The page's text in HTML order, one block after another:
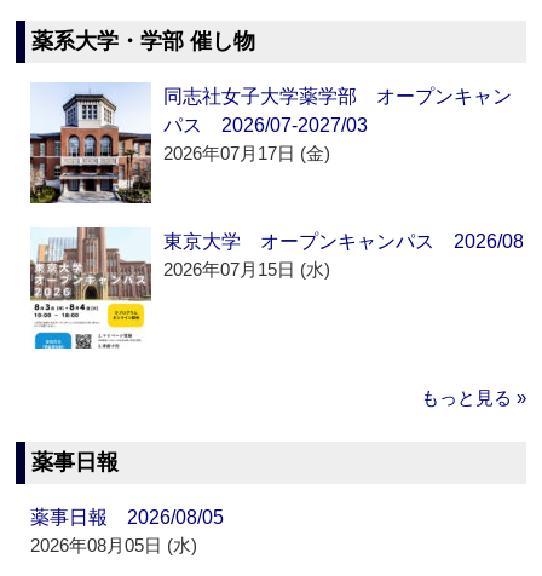
薬系大学・学部 催し物
同志社女子大学薬学部 オープンキャン
パス 2026/07-2027/03
2026年07月17日 (金)
東京大学 オープンキャンパス 2026/08
2026年07月15日 (水)
もっと見る »
薬事日報
薬事日報 2026/08/05
2026年08月05日 (水)